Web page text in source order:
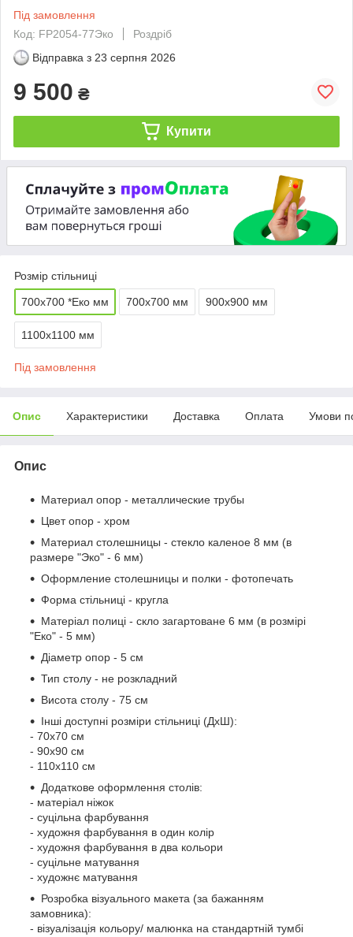
Під замовлення
Код: FP2054-77Эко
Роздріб
Відправка з 23 серпня 2026
9 500 ₴
Купити
Розмір стільниці
700х700 *Еко мм 700х700 мм 900х900 мм
1100х1100 мм
Під замовлення
Опис Характеристики Доставка Оплата Умови
Опис
Материал опор - металлические трубы
Цвет опор - хром
Материал столешницы - стекло каленое 8 мм (в
размере "Эко" - 6 мм)
Оформление столешницы и полки - фотопечать
Форма стільниці - кругла
Матеріал полиці - скло загартоване 6 мм (в розмірі
"Еко" - 5 мм)
Діаметр опор - 5 см
Тип столу - не розкладний
Висота столу - 75 см
Інші доступні розміри стільниці (ДхШ):
- 70х70 см
- 90х90 см
- 110х110 см
Додаткове оформлення столів:
- матеріал ніжок
- суцільна фарбування
- художня фарбування в один колір
- художня фарбування в два кольори
- суцільне матування
- художнє матування
Розробка візуального макета (за бажанням
замовника):
- візуалізація кольору/ малюнка на стандартній тумбі